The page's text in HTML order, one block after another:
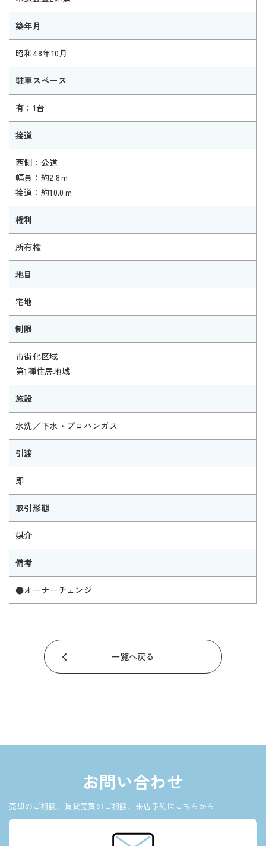
築年月
昭和48年10月
駐車スペース
有：1台
接道
西側：公道
幅員：約2.8ｍ
接道：約10.0ｍ
権利
所有権
地目
宅地
制限
市街化区域
第1種住居地域
施設
水洗／下水・プロパンガス
引渡
即
取引形態
媒介
備考
●オーナーチェンジ
一覧へ戻る
お問い合わせ
売却のご相談、賃貸売買のご相談、来店予約はこちらから